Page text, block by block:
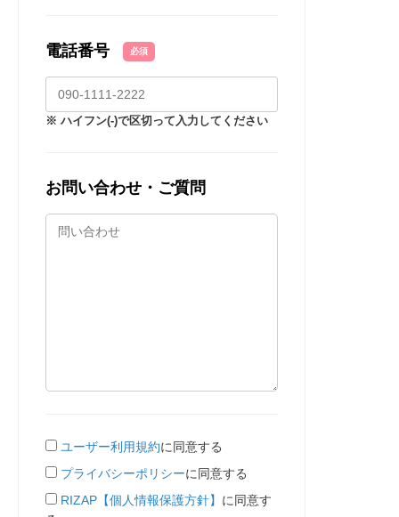
電話番号 必須
※ ハイフン(-)で区切って入力してください
お問い合わせ・ご質問
ユーザー利用規約に同意する
プライバシーポリシーに同意する
RIZAP【個人情報保護方針】 に同意す